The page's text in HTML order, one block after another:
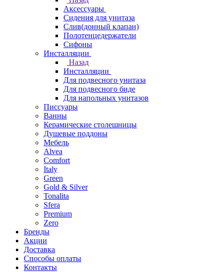
Аксессуары
Сидения для унитаза
Слив(донный клапан)
Полотенцедержатели
Сифоны
Инсталляции
Назад
Инсталляции
Для подвесного унитаза
Для подвесного биде
Для напольных унитазов
Писсуары
Ванны
Керамические столешницы
Душевые поддоны
Мебель
Alvea
Comfort
Italy
Green
Gold & Silver
Tonalita
Sfera
Premium
Zero
Бренды
Акции
Доставка
Способы оплаты
Контакты